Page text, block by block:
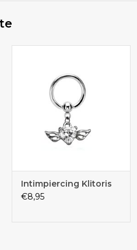
Intimpiercing Klitoris
€8,95